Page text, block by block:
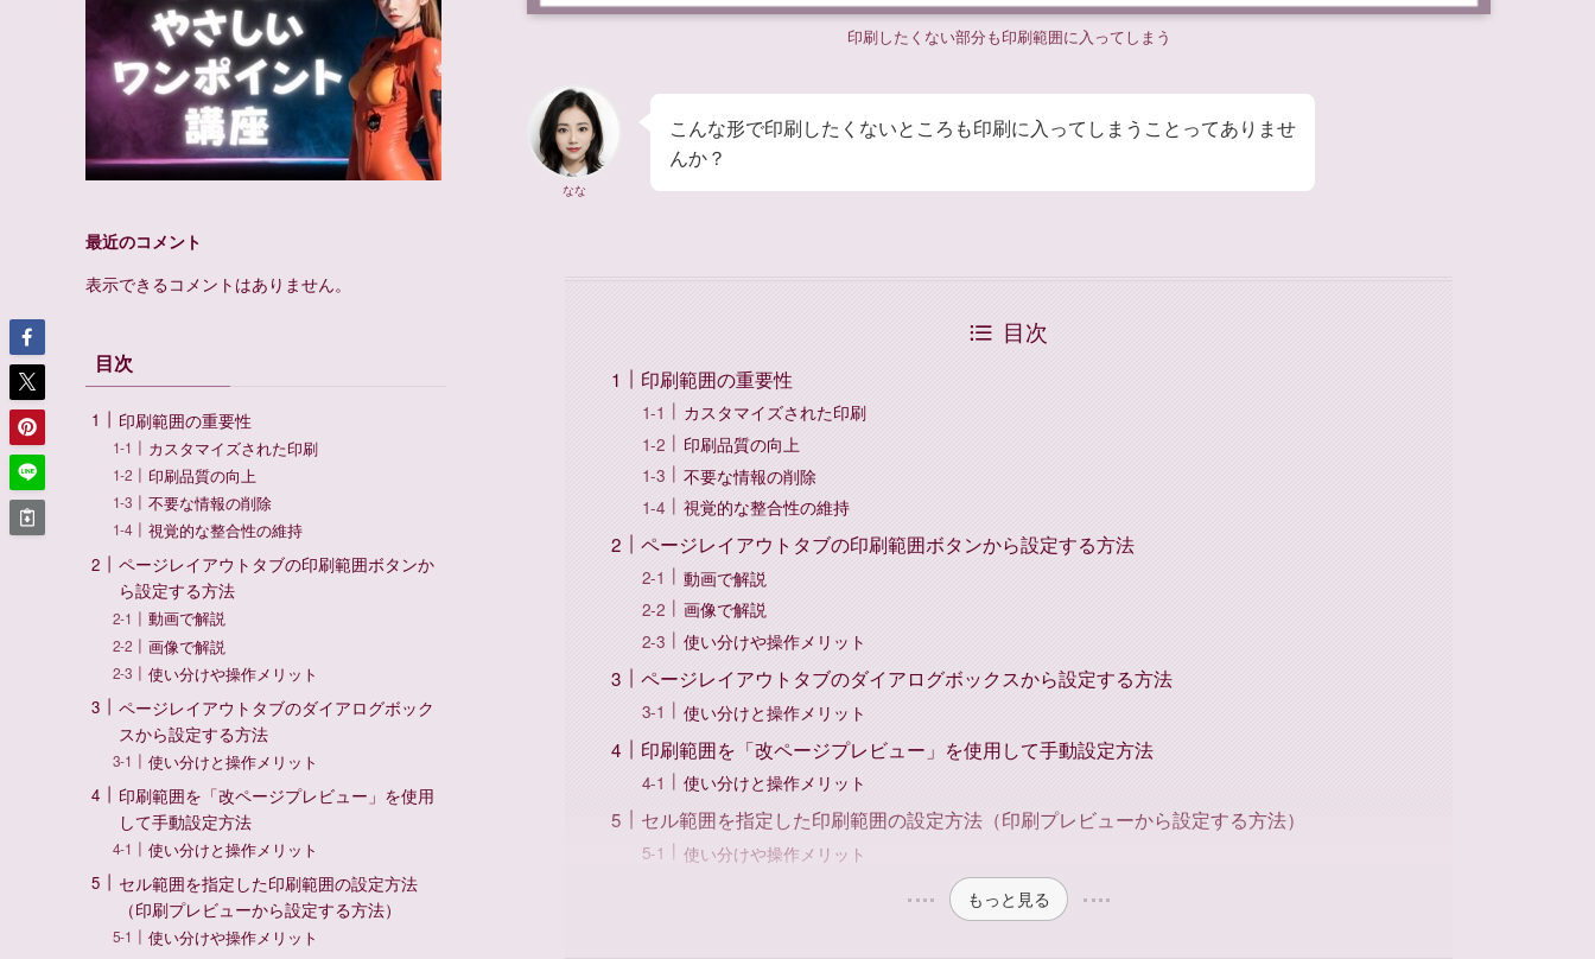
印刷したくない部分も印刷範囲に入ってしまう
なな
こんな形で印刷したくないところも印刷に入ってしまうことってありませ
んか？
目次
印刷範囲の重要性
カスタマイズされた印刷
印刷品質の向上
不要な情報の削除
視覚的な整合性の維持
ページレイアウトタブの印刷範囲ボタンから設定する方法
動画で解説
画像で解説
使い分けや操作メリット
ページレイアウトタブのダイアログボックスから設定する方法
使い分けと操作メリット
印刷範囲を「改ページプレビュー」を使用して手動設定方法
使い分けと操作メリット
セル範囲を指定した印刷範囲の設定方法（印刷プレビューから設定する方法）
使い分けや操作メリット
もっと見る
最近のコメント
表示できるコメントはありません。
目次
印刷範囲の重要性
カスタマイズされた印刷
印刷品質の向上
不要な情報の削除
視覚的な整合性の維持
ページレイアウトタブの印刷範囲ボタンか
ら設定する方法
動画で解説
画像で解説
使い分けや操作メリット
ページレイアウトタブのダイアログボック
スから設定する方法
使い分けと操作メリット
印刷範囲を「改ページプレビュー」を使用
して手動設定方法
使い分けと操作メリット
セル範囲を指定した印刷範囲の設定方法
（印刷プレビューから設定する方法）
使い分けや操作メリット